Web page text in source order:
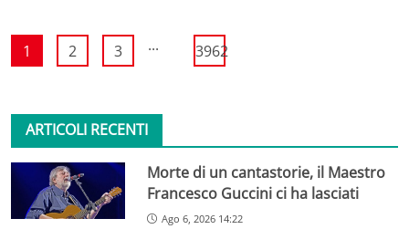
1 2 3 ... 3962
ARTICOLI RECENTI
Morte di un cantastorie, il Maestro
Francesco Guccini ci ha lasciati
Ago 6, 2026 14:22